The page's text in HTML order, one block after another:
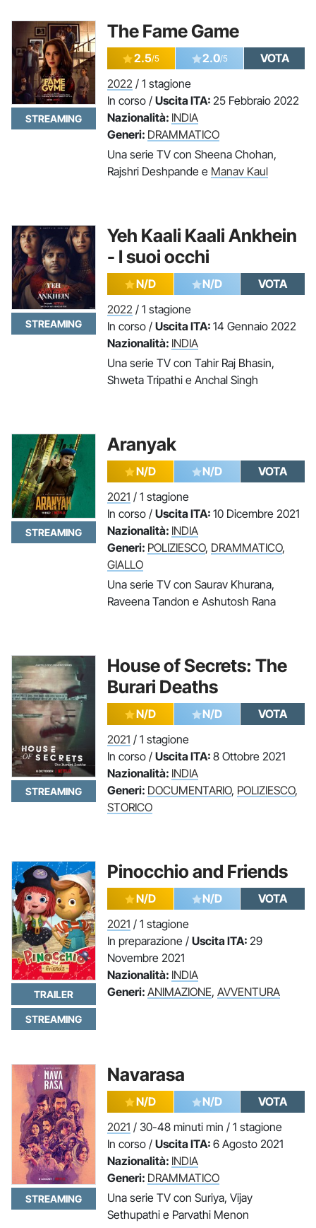
The Fame Game
STREAMING
2.5/5 2.0/5
VOTA
2022 / 1 stagione
In corso / Uscita ITA: 25 Febbraio 2022
Nazionalità: INDIA
Generi: DRAMMATICO
Una serie TV con Sheena Chohan,
Rajshri Deshpande e Manav Kaul
Yeh Kaali Kaali Ankhein
- I suoi occhi
STREAMING
N/D N/D
VOTA
2022 / 1 stagione
In corso / Uscita ITA: 14 Gennaio 2022
Nazionalità: INDIA
Una serie TV con Tahir Raj Bhasin,
Shweta Tripathi e Anchal Singh
Aranyak
STREAMING
N/D N/D
VOTA
2021 / 1 stagione
In corso / Uscita ITA: 10 Dicembre 2021
Nazionalità: INDIA
Generi: POLIZIESCO, DRAMMATICO,
GIALLO
Una serie TV con Saurav Khurana,
Raveena Tandon e Ashutosh Rana
House of Secrets: The
Burari Deaths
STREAMING
N/D N/D
VOTA
2021 / 1 stagione
In corso / Uscita ITA: 8 Ottobre 2021
Nazionalità: INDIA
Generi: DOCUMENTARIO, POLIZIESCO,
STORICO
Pinocchio and Friends
TRAILER
STREAMING
N/D N/D
VOTA
2021 / 1 stagione
In preparazione / Uscita ITA: 29
Novembre 2021
Nazionalità: INDIA
Generi: ANIMAZIONE, AVVENTURA
Navarasa
STREAMING
N/D N/D
VOTA
2021 / 30-48 minuti min / 1 stagione
In corso / Uscita ITA: 6 Agosto 2021
Nazionalità: INDIA
Generi: DRAMMATICO
Una serie TV con Suriya, Vijay
Sethupathi e Parvathi Menon